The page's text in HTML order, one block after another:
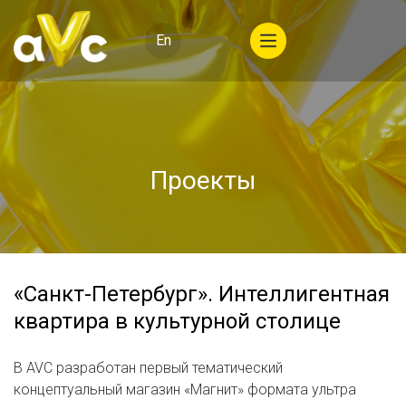
En
Проекты
«Санкт-Петербург». Интеллигентная
квартира в культурной столице
В AVC разработан первый тематический
концептуальный магазин «Магнит» формата ультра